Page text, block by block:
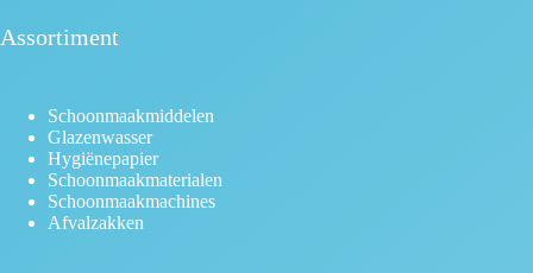
Assortiment
Schoonmaakmiddelen
Glazenwasser
Hygiënepapier
Schoonmaakmaterialen
Schoonmaakmachines
Afvalzakken